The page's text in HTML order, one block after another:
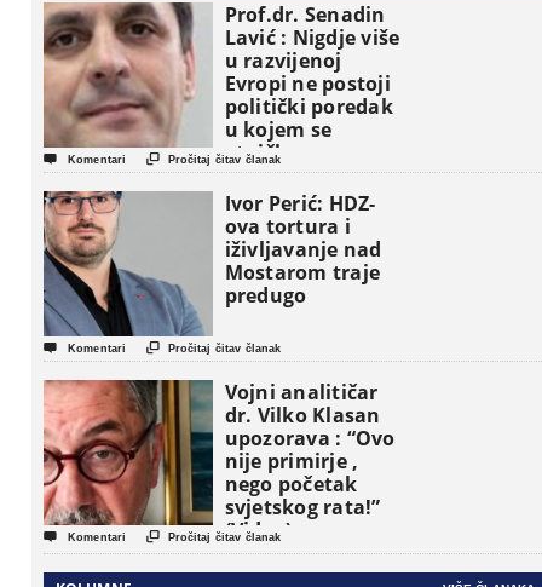
Prof.dr. Senadin
Lavić : Nigdje više
u razvijenoj
Evropi ne postoji
politički poredak
u kojem se
etničke grupe
pojavljuju kao
osnovne
političke jedinice
 Komentari  Pročitaj čitav članak
Ivor Perić: HDZ-
ova tortura i
iživljavanje nad
Mostarom traje
predugo
 Komentari  Pročitaj čitav članak
Vojni analitičar
dr. Vilko Klasan
upozorava : “Ovo
nije primirje ,
nego početak
svjetskog rata!”
(Video)
 Komentari  Pročitaj čitav članak